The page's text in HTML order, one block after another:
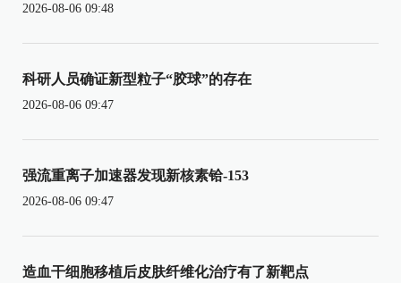
2026-08-06 09:48
科研人员确证新型粒子“胶球”的存在
2026-08-06 09:47
强流重离子加速器发现新核素铪-153
2026-08-06 09:47
造血干细胞移植后皮肤纤维化治疗有了新靶点